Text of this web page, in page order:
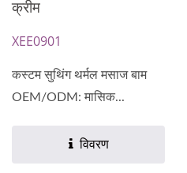
क्रीम
XEE0901
कस्टम सुथिंग थर्मल मसाज बाम
OEM/ODM: मासिक...
विवरण